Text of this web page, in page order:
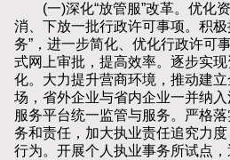
(一)深化“放管服”改革。优化资
消、下放一批行政许可事项。积极
务”，进一步简化、优化行政许可
式网上审批，提高效率。逐步实
化。大力提升营商环境，推动建
场，省外企业与省内企业一并纳
服务平台统一监管与服务。严格
务和责任，加大执业责任追究力
行为。开展个人执业事务所试点